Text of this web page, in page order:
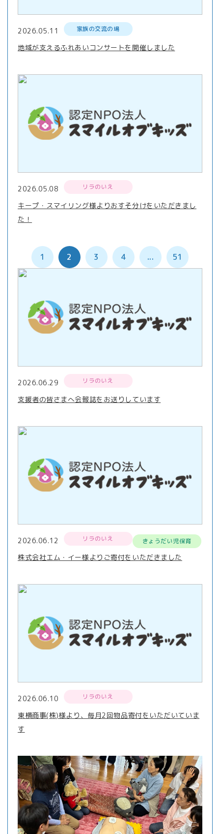
2026.05.11 家族の交流の場
地域が支えるふれあいコンサートを開催しました
2026.05.08 リラのいえ
キープ・スマイリング様よりおすそ分けをいただきまし
た！
1 2 3 4 ... 51
2026.06.29 リラのいえ
支援者の皆さまへ会報誌をお送りしています
2026.06.12 リラのいえ きょうだい児保育
株式会社エム・イー様よりご寄付をいただきました
2026.06.10 リラのいえ
東横商事(株)様より、毎月2回物品寄付をいただいていま
す